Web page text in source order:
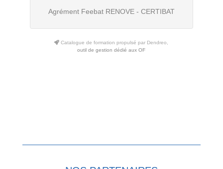
Agrément Feebat RENOVE - CERTIBAT
Catalogue de formation propulsé par Dendreo,
outil de gestion dédié aux OF